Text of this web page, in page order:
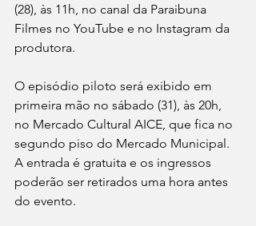
(28), às 11h, no canal da Paraibuna
Filmes no YouTube e no Instagram da
produtora.
O episódio piloto será exibido em
primeira mão no sábado (31), às 20h,
no Mercado Cultural AICE, que fica no
segundo piso do Mercado Municipal.
A entrada é gratuita e os ingressos
poderão ser retirados uma hora antes
do evento.